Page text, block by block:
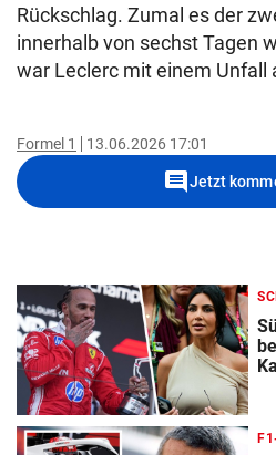
Rückschlag. Zumal es der
innerhalb von sechst Tagen
war Leclerc mit einem Unfall
Formel 1 13.06.2026 17:01
commentJetzt